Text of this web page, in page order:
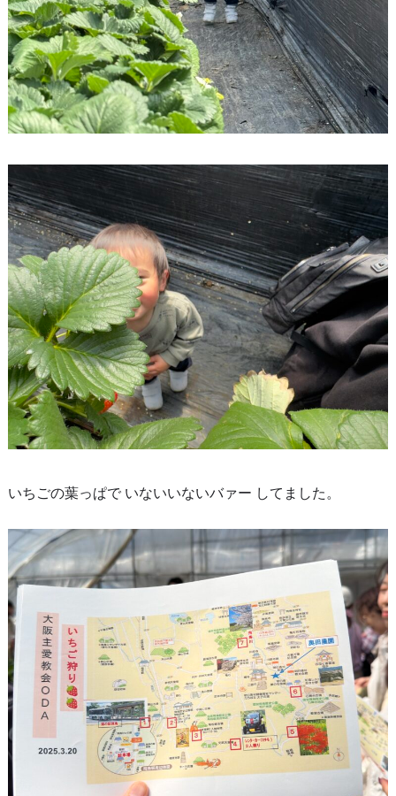
いちごの葉っぱで いないいないバァー してました。